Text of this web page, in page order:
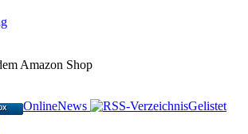
Amazon Shop
OnlineNews
Gelistet